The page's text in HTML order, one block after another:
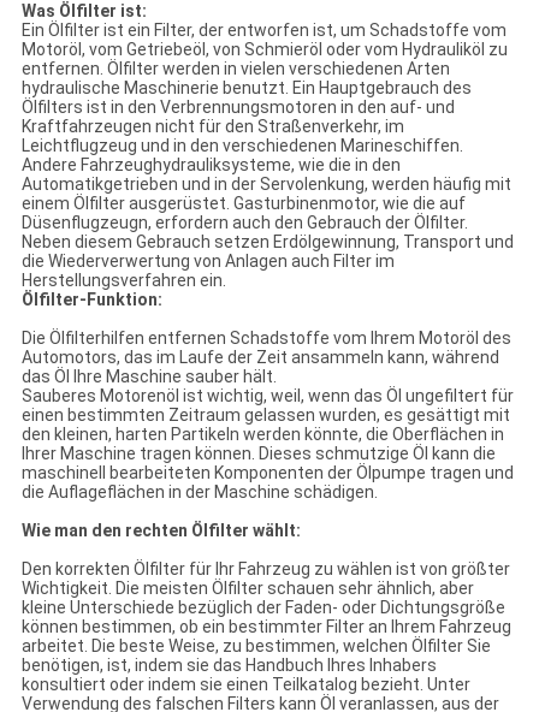
Was Ölfilter ist:
Ein Ölfilter ist ein Filter, der entworfen ist, um Schadstoffe vom
Motoröl, vom Getriebeöl, von Schmieröl oder vom Hydrauliköl zu
entfernen. Ölfilter werden in vielen verschiedenen Arten
hydraulische Maschinerie benutzt. Ein Hauptgebrauch des
Ölfilters ist in den Verbrennungsmotoren in den auf- und
Kraftfahrzeugen nicht für den Straßenverkehr, im
Leichtflugzeug und in den verschiedenen Marineschiffen.
Andere Fahrzeughydrauliksysteme, wie die in den
Automatikgetrieben und in der Servolenkung, werden häufig mit
einem Ölfilter ausgerüstet. Gasturbinenmotor, wie die auf
Düsenflugzeugn, erfordern auch den Gebrauch der Ölfilter.
Neben diesem Gebrauch setzen Erdölgewinnung, Transport und
die Wiederverwertung von Anlagen auch Filter im
Herstellungsverfahren ein.
Ölfilter-Funktion:
Die Ölfilterhilfen entfernen Schadstoffe vom Ihrem Motoröl des
Automotors, das im Laufe der Zeit ansammeln kann, während
das Öl Ihre Maschine sauber hält.
Sauberes Motorenöl ist wichtig, weil, wenn das Öl ungefiltert für
einen bestimmten Zeitraum gelassen wurden, es gesättigt mit
den kleinen, harten Partikeln werden könnte, die Oberflächen in
Ihrer Maschine tragen können. Dieses schmutzige Öl kann die
maschinell bearbeiteten Komponenten der Ölpumpe tragen und
die Auflageflächen in der Maschine schädigen.
Wie man den rechten Ölfilter wählt:
Den korrekten Ölfilter für Ihr Fahrzeug zu wählen ist von größter
Wichtigkeit. Die meisten Ölfilter schauen sehr ähnlich, aber
kleine Unterschiede bezüglich der Faden- oder Dichtungsgröße
können bestimmen, ob ein bestimmter Filter an Ihrem Fahrzeug
arbeitet. Die beste Weise, zu bestimmen, welchen Ölfilter Sie
benötigen, ist, indem sie das Handbuch Ihres Inhabers
konsultiert oder indem sie einen Teilkatalog bezieht. Unter
Verwendung des falschen Filters kann Öl veranlassen, aus der